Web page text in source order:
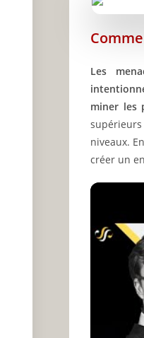
🔥
✨
Les
miner les
niveaux.
créer un